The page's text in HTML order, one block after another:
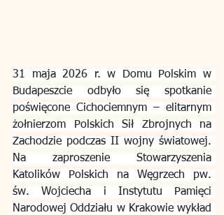
31 maja 2026 r. w Domu Polskim w
Budapeszcie odbyło się spotkanie
poświęcone Cichociemnym – elitarnym
żołnierzom Polskich Sił Zbrojnych na
Zachodzie podczas II wojny światowej.
Na zaproszenie Stowarzyszenia
Katolików Polskich na Węgrzech pw.
św. Wojciecha i Instytutu Pamięci
Narodowej Oddziału w Krakowie wykład